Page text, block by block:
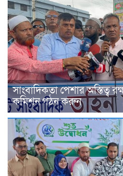
সাংবাদিকতা পেশার অস্তিত্ব
কমিশন গঠন করুন